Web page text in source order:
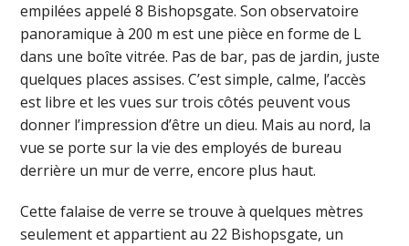
empilées appelé 8 Bishopsgate. Son observatoire
panoramique à 200 m est une pièce en forme de L
dans une boîte vitrée. Pas de bar, pas de jardin, juste
quelques places assises. C’est simple, calme, l’accès
est libre et les vues sur trois côtés peuvent vous
donner l’impression d’être un dieu. Mais au nord, la
vue se porte sur la vie des employés de bureau
derrière un mur de verre, encore plus haut.
Cette falaise de verre se trouve à quelques mètres
seulement et appartient au 22 Bishopsgate, un